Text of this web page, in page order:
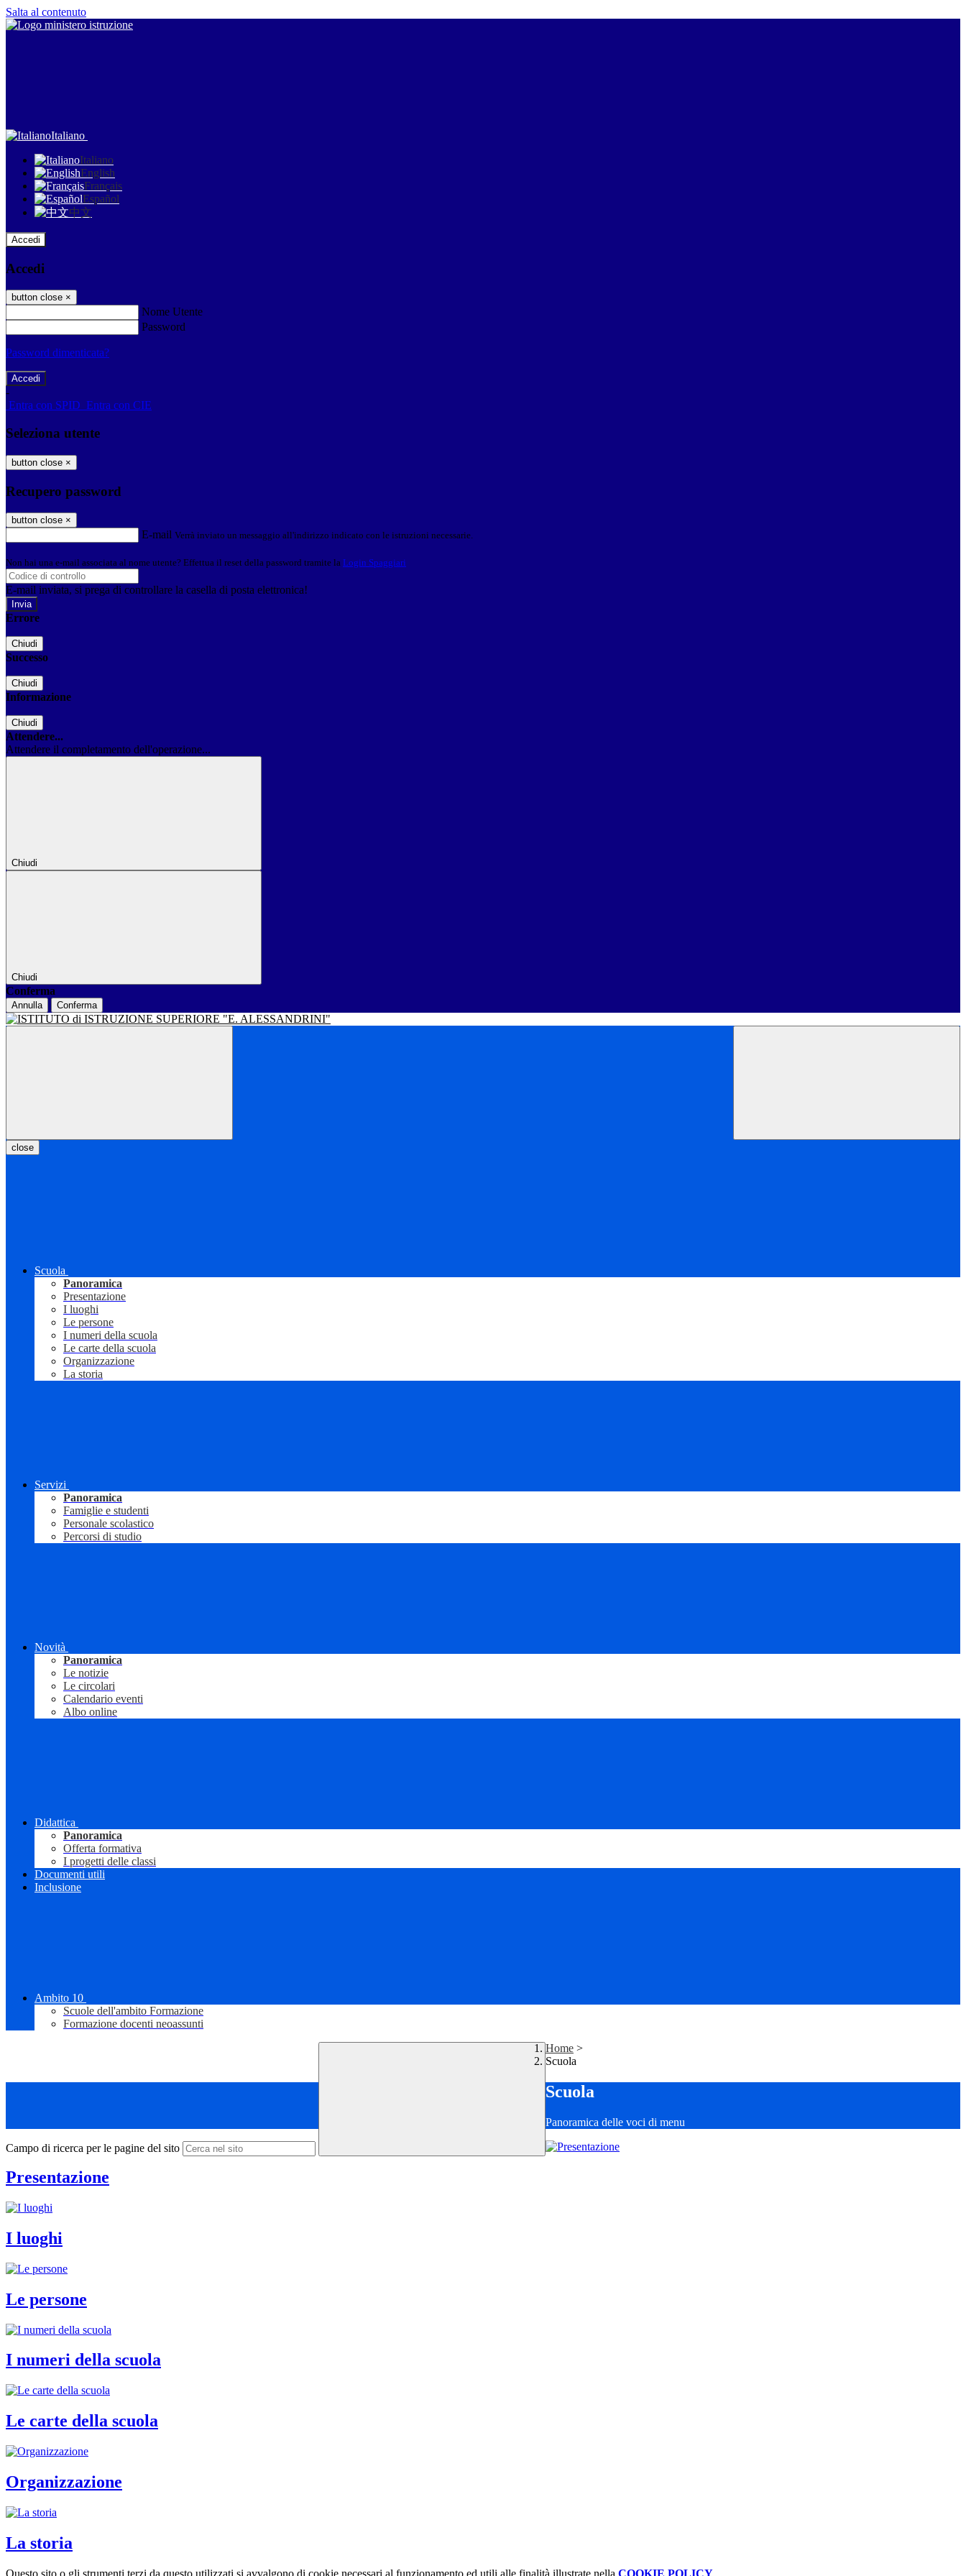
Salta al contenuto
Italiano
Italiano
English
Français
Español
中文
Accedi
Accedi
button close ×
Nome Utente
Password
Password dimenticata?
-
Entra con SPID Entra con CIE
Seleziona utente
button close ×
Recupero password
button close ×
E-mail Verrà inviato un messaggio all'indirizzo indicato con le istruzioni necessarie.
Non hai una e-mail associata al nome utente? Effettua il reset della password tramite la Login Spaggiari
E-mail inviata, si prega di controllare la casella di posta elettronica!
Errore
Chiudi
Successo
Chiudi
Informazione
Chiudi
Attendere...
Attendere il completamento dell'operazione...
Chiudi
Chiudi
Conferma
Annulla Conferma
close
Scuola
Panoramica
Presentazione
I luoghi
Le persone
I numeri della scuola
Le carte della scuola
Organizzazione
La storia
Servizi
Panoramica
Famiglie e studenti
Personale scolastico
Percorsi di studio
Novità
Panoramica
Le notizie
Le circolari
Calendario eventi
Albo online
Didattica
Panoramica
Offerta formativa
I progetti delle classi
Documenti utili
Inclusione
Ambito 10
Scuole dell'ambito Formazione
Formazione docenti neoassunti
Campo di ricerca per le pagine del sito
Home >
Scuola
Scuola
Panoramica delle voci di menu
Presentazione
I luoghi
Le persone
I numeri della scuola
Le carte della scuola
Organizzazione
La storia
Questo sito o gli strumenti terzi da questo utilizzati si avvalgono di cookie necessari al funzionamento ed utili alle finalità illustrate nella COOKIE POLICY